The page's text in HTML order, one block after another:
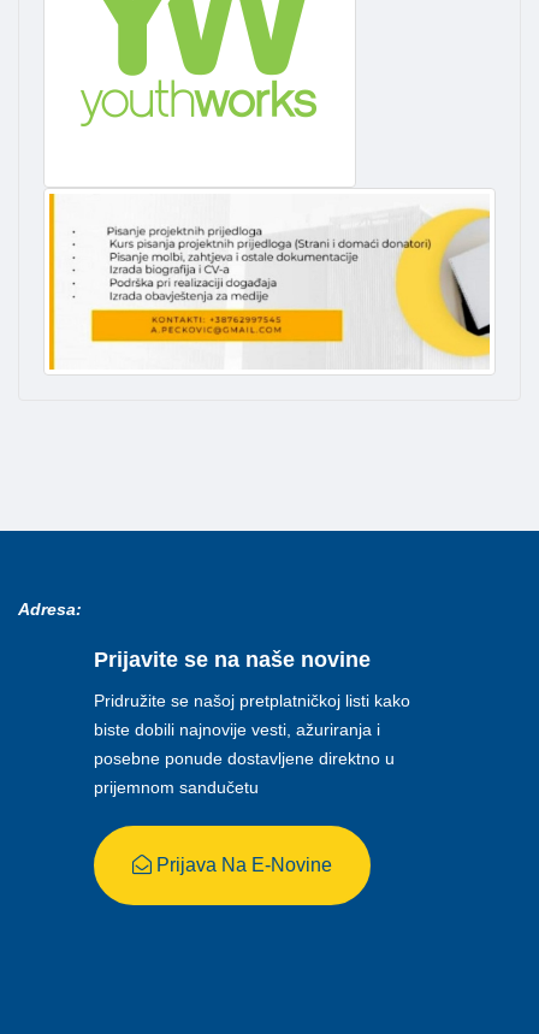
Adresa:
Prijavite se na naše novine
Pridružite se našoj pretplatničkoj listi kako
biste dobili najnovije vesti, ažuriranja i
posebne ponude dostavljene direktno u
prijemnom sandučetu
Prijava Na E-Novine